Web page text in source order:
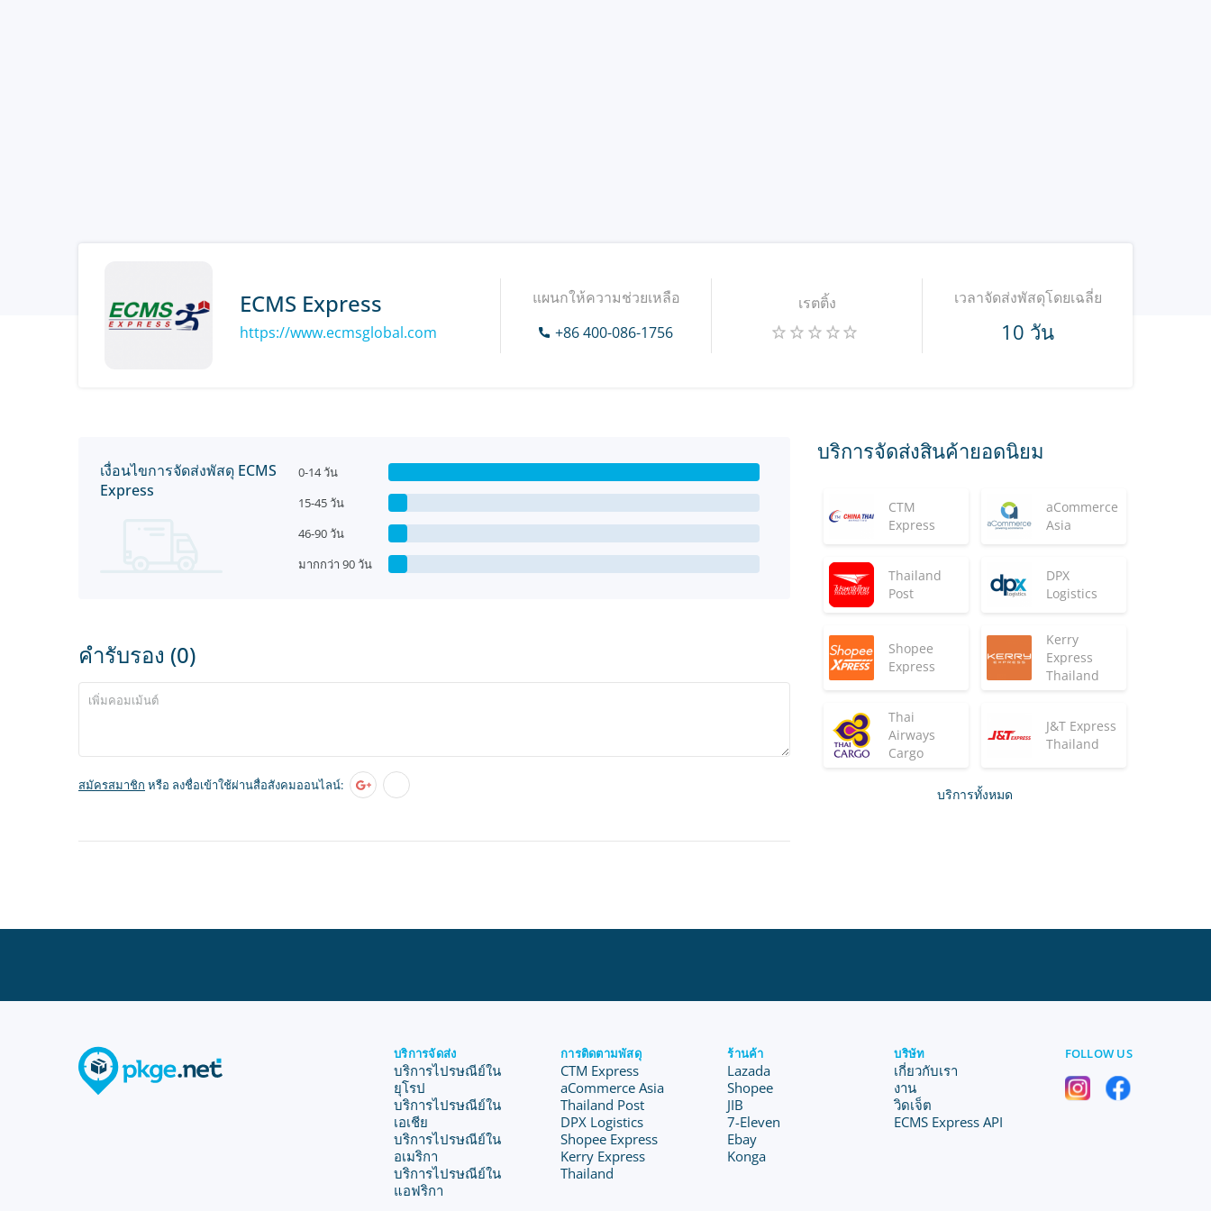
ECMS Express
https://www.ecmsglobal.com
แผนกให้ความช่วยเหลือ
+86 400-086-1756
เรตติ้ง เวลาจัดส่งพัสดุโดยเฉลี่ย
10 วัน
เงื่อนไขการจัดส่งพัสดุ ECMS
Express
0-14 วัน
15-45 วัน
46-90 วัน
มากกว่า 90 วัน
คำรับรอง (0)
สมัครสมาชิก หรือ ลงชื่อเข้าใช้ผ่านสื่อสังคมออนไลน์:
บริการจัดส่งสินค้ายอดนิยม
CTM
Express
aCommerce
Asia
Thailand
Post
DPX
Logistics
Shopee
Express
Kerry
Express
Thailand
Thai
Airways
Cargo
J&T Express
Thailand
บริการทั้งหมด
บริการจัดส่ง
บริการไปรษณีย์ใน
ยุโรป
บริการไปรษณีย์ใน
เอเชีย
บริการไปรษณีย์ใน
อเมริกา
บริการไปรษณีย์ใน
แอฟริกา
การติดตามพัสดุ
CTM Express
aCommerce Asia
Thailand Post
DPX Logistics
Shopee Express
Kerry Express
Thailand
ร้านค้า
Lazada
Shopee
JIB
7-Eleven
Ebay
Konga
บริษัท
เกี่ยวกับเรา
งาน
วิดเจ็ต
ECMS Express API
FOLLOW US